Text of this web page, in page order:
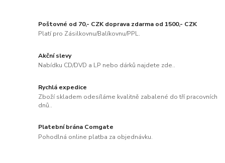
Poštovné od 70,- CZK doprava zdarma od 1500,- CZK
Platí pro Zásilkovnu/Balíkovnu/PPL.
Akční slevy
Nabídku CD/DVD a LP nebo dárků najdete zde..
Rychlá expedice
Zboží skladem odesíláme kvalitně zabalené do tří pracovních
dnů..
Platební brána Comgate
Pohodlná online platba za objednávku.